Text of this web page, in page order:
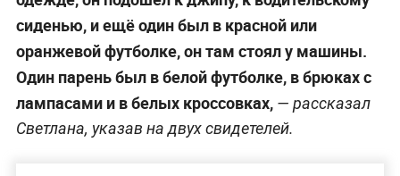
сиденью, и ещё один был в красной или
оранжевой футболке, он там стоял у машины.
Один парень был в белой футболке, в брюках с
лампасами и в белых кроссовках, — рассказал
Светлана, указав на двух свидетелей.